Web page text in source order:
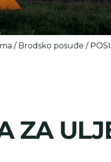
/ Brodsko posuđe /
ZA